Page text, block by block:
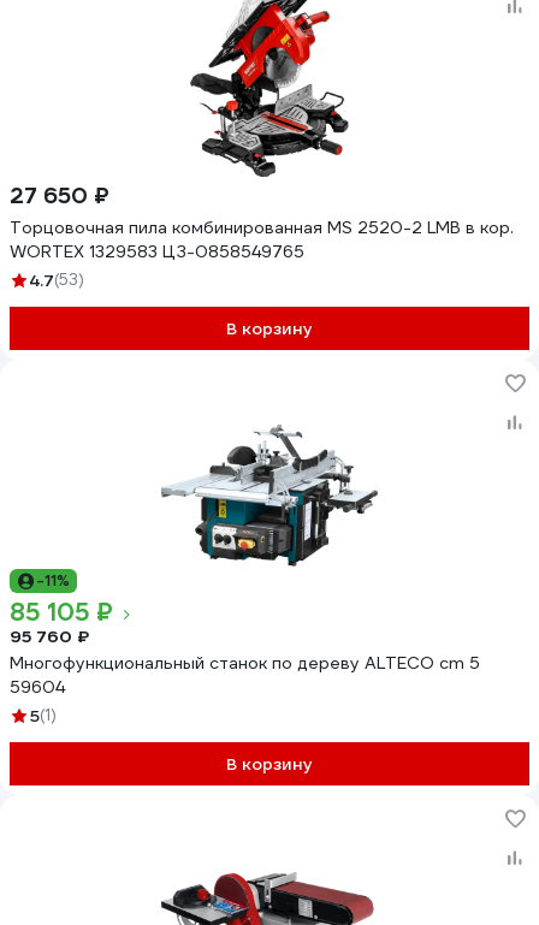
27 650 ₽
Торцовочная пила комбинированная MS 2520-2 LMB в кор.
WORTEX 1329583 ЦЗ-0858549765
4.7(53)
В корзину
-11%
85 105 ₽
95 760 ₽
Многофункциональный станок по дереву ALTECO cm 5
59604
5(1)
В корзину